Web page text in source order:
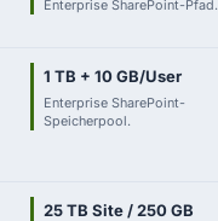
Enterprise SharePoint-Pfad.
1 TB + 10 GB/User
Enterprise SharePoint-
Speicherpool.
25 TB Site / 250 GB